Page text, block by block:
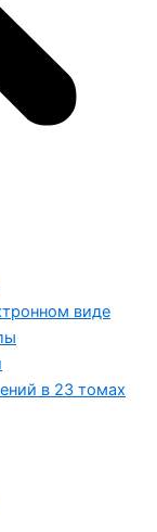
виде
в 23 томах